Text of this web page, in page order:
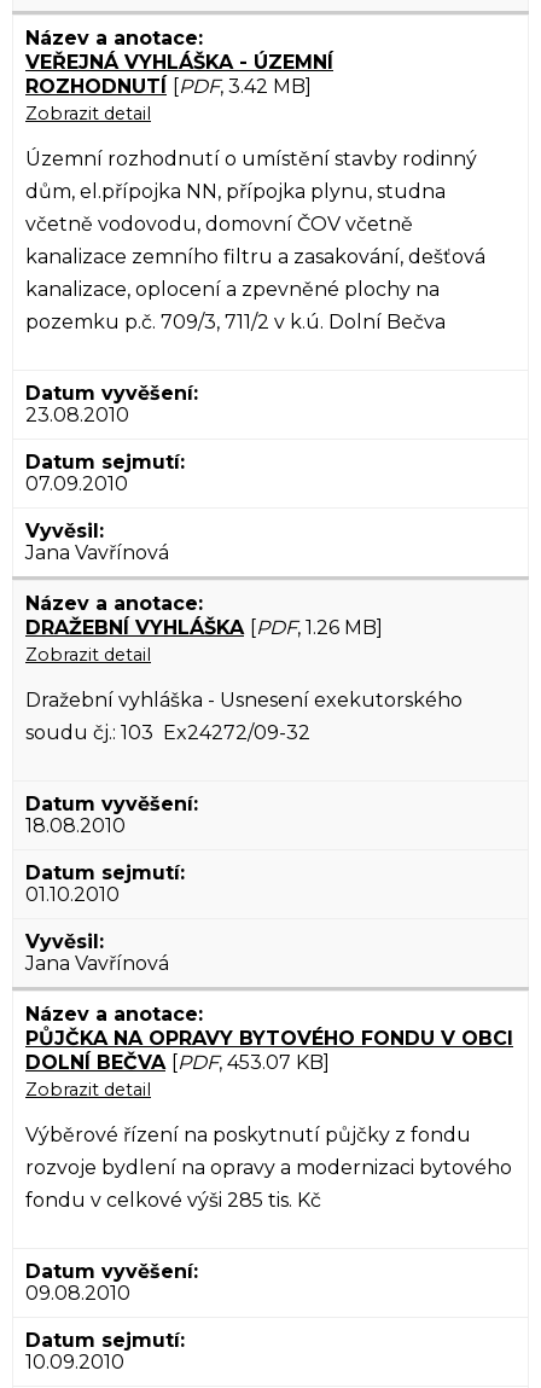
VEŘEJNÁ VYHLÁŠKA - ÚZEMNÍ
ROZHODNUTÍ [PDF, 3.42 MB]
Zobrazit detail
Územní rozhodnutí o umístění stavby rodinný
dům, el.přípojka NN, přípojka plynu, studna
včetně vodovodu, domovní ČOV včetně
kanalizace zemního filtru a zasakování, dešťová
kanalizace, oplocení a zpevněné plochy na
pozemku p.č. 709/3, 711/2 v k.ú. Dolní Bečva
23.08.2010
07.09.2010
Jana Vavřínová
DRAŽEBNÍ VYHLÁŠKA [PDF, 1.26 MB]
Zobrazit detail
Dražební vyhláška - Usnesení exekutorského
soudu čj.: 103 Ex24272/09-32
18.08.2010
01.10.2010
Jana Vavřínová
PŮJČKA NA OPRAVY BYTOVÉHO FONDU V OBCI
DOLNÍ BEČVA [PDF, 453.07 KB]
Zobrazit detail
Výběrové řízení na poskytnutí půjčky z fondu
rozvoje bydlení na opravy a modernizaci bytového
fondu v celkové výši 285 tis. Kč
09.08.2010
10.09.2010